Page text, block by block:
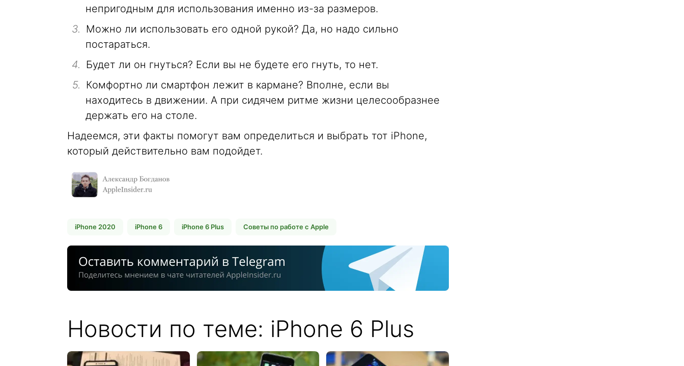
непригодным для использования именно из-за размеров.
Можно ли использовать его одной рукой? Да, но надо сильно
постараться.
Будет ли он гнуться? Если вы не будете его гнуть, то нет.
Комфортно ли смартфон лежит в кармане? Вполне, если вы
находитесь в движении. А при сидячем ритме жизни целесообразнее
держать его на столе.
Надеемся, эти факты помогут вам определиться и выбрать тот iPhone,
который действительно вам подойдет.
iPhone 2020 iPhone 6 iPhone 6 Plus Советы по работе с Apple
Новости по теме: iPhone 6 Plus